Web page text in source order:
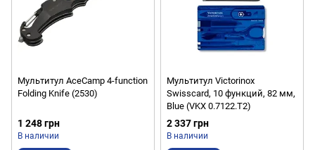
Мультитул AceCamp 4-function
Folding Knife (2530)
1 248 грн
В наличии
Мультитул Victorinox
Swisscard, 10 функций, 82 мм,
Blue (VKX 0.7122.T2)
2 337 грн
В наличии